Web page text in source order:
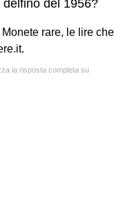
del 1956?
rare, le lire che
la risposta completa su